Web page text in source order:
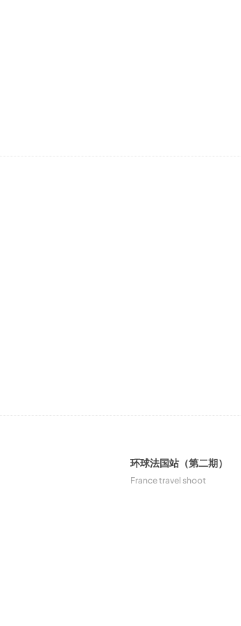
环球法国站（第二期）
France travel shoot